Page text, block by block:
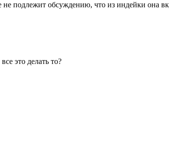
не подлежит обсуждению, что из индейки она
это делать то?